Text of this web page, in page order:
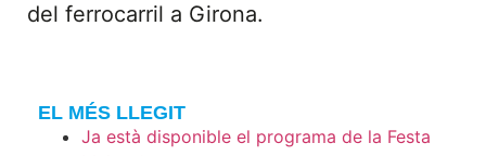
del ferrocarril a Girona.
EL MÉS LLEGIT
Ja està disponible el programa de la Festa